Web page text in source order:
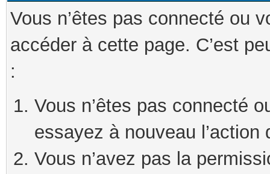
Vous n’êtes pas connecté ou
accéder à cette page. C’est
:
Vous n’êtes pas connecté
essayez à nouveau
Vous n’avez pas la